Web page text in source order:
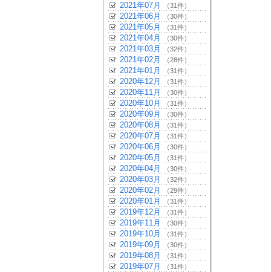
2021年07月 （31件）
2021年06月 （30件）
2021年05月 （31件）
2021年04月 （30件）
2021年03月 （32件）
2021年02月 （28件）
2021年01月 （31件）
2020年12月 （31件）
2020年11月 （30件）
2020年10月 （31件）
2020年09月 （30件）
2020年08月 （31件）
2020年07月 （31件）
2020年06月 （30件）
2020年05月 （31件）
2020年04月 （30件）
2020年03月 （32件）
2020年02月 （29件）
2020年01月 （31件）
2019年12月 （31件）
2019年11月 （30件）
2019年10月 （31件）
2019年09月 （30件）
2019年08月 （31件）
2019年07月 （31件）